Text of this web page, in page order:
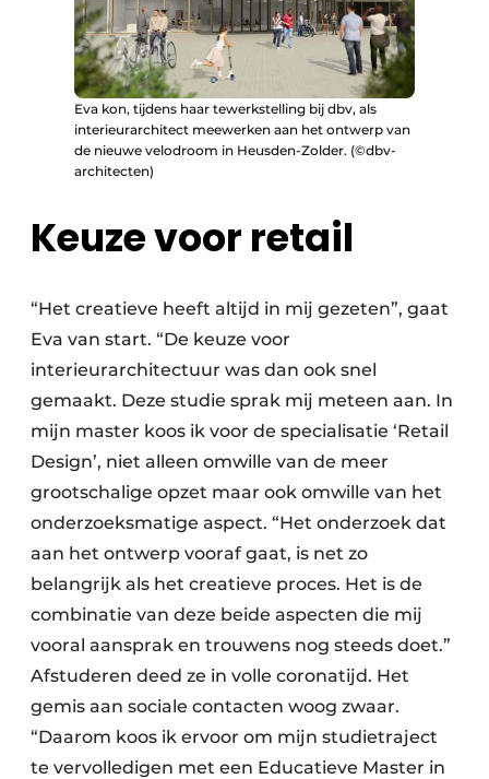
Eva kon, tijdens haar tewerkstelling bij dbv, als
interieurarchitect meewerken aan het ontwerp van
de nieuwe velodroom in Heusden-Zolder. (©dbv-
architecten)
Keuze voor retail
“Het creatieve heeft altijd in mij gezeten”, gaat
Eva van start. “De keuze voor
interieurarchitectuur was dan ook snel
gemaakt. Deze studie sprak mij meteen aan. In
mijn master koos ik voor de specialisatie ‘Retail
Design’, niet alleen omwille van de meer
grootschalige opzet maar ook omwille van het
onderzoeksmatige aspect. “Het onderzoek dat
aan het ontwerp vooraf gaat, is net zo
belangrijk als het creatieve proces. Het is de
combinatie van deze beide aspecten die mij
vooral aansprak en trouwens nog steeds doet.”
Afstuderen deed ze in volle coronatijd. Het
gemis aan sociale contacten woog zwaar.
“Daarom koos ik ervoor om mijn studietraject
te vervolledigen met een Educatieve Master in